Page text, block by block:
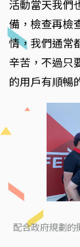
活動當天我們
備，檢查再檢
情，我們通常
辛苦，不過只
的用戶有順暢
配合政府規劃的